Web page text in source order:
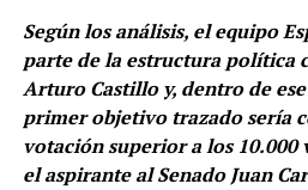
Según los análisis, el equipo
parte de la estructura política
Arturo Castillo y, dentro de
primer objetivo trazado sería
votación superior a los 10.000
el aspirante al Senado Juan